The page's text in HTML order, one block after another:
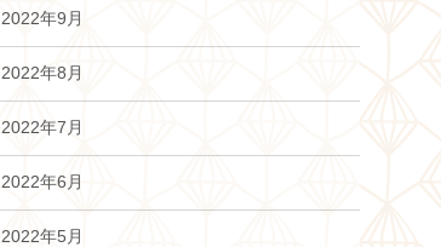
2022年9月
2022年8月
2022年7月
2022年6月
2022年5月